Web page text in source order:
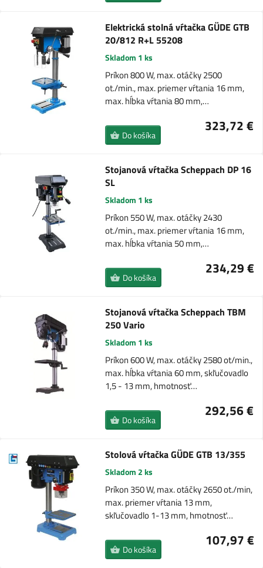
Elektrická stolná vŕtačka GÜDE GTB
20/812 R+L 55208
Skladom 1 ks
Príkon 800 W, max. otáčky 2500
ot./min., max. priemer vŕtania 16 mm,
max. hĺbka vŕtania 80 mm,…
323,72 €
Do košíka
Stojanová vŕtačka Scheppach DP 16
SL
Skladom 1 ks
Príkon 550 W, max. otáčky 2430
ot./min., max. priemer vŕtania 16 mm,
max. hĺbka vŕtania 50 mm,…
234,29 €
Do košíka
Stojanová vŕtačka Scheppach TBM
250 Vario
Skladom 1 ks
Príkon 600 W, max. otáčky 2580 ot/min.,
max. hĺbka vŕtania 60 mm, skľučovadlo
1,5 - 13 mm, hmotnosť…
292,56 €
Do košíka
Stolová vŕtačka GÜDE GTB 13/355
Skladom 2 ks
Príkon 350 W, max. otáčky 2650 ot./min,
max. priemer vŕtania 13 mm,
skľučovadlo 1-13 mm, hmotnosť…
107,97 €
Do košíka